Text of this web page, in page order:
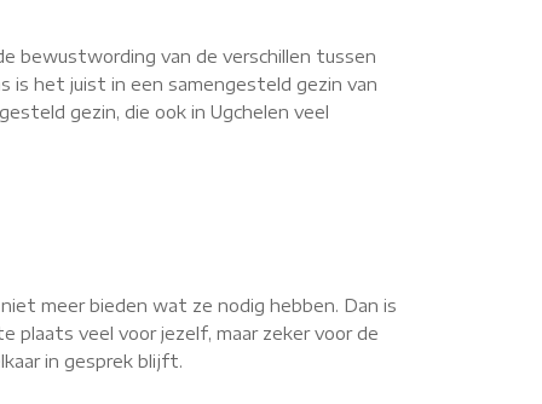
bewustwording van de verschillen tussen
is het juist in een samengesteld gezin van
gezin, die ook in Ugchelen veel
meer bieden wat ze nodig hebben. Dan is
veel voor jezelf, maar zeker voor de
in gesprek blijft.